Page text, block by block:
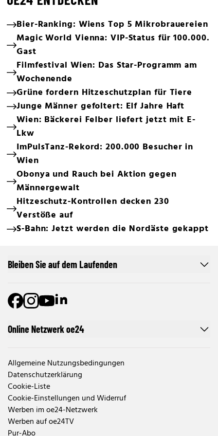
Bier-Ranking: Wiens Top 5 Mikrobrauereien
Magic World Vienna: VIP-Status für 100.000.
Gast
Filmfestival Wien: Das Star-Programm am
Wochenende
Grüne fordern Hitzeschutzplan für Tiere
Junge Männer gefoltert: Elf Jahre Haft
Wien: Bäckerei Felber liefert jetzt mit E-
Lkw
ImPulsTanz-Rekord: 200.000 Besucher in
Wien
Obonya und Rauch bei Aktion gegen
Männergewalt
Hitzeschutz-Kontrollen decken 230
Verstöße auf
S-Bahn: Jetzt werden die Nordäste gekappt
Online Netzwerk oe24
Allgemeine Nutzungsbedingungen
Datenschutzerklärung
Cookie-Liste
Cookie-Einstellungen und Widerruf
Werben im oe24-Netzwerk
Werben auf oe24TV
Pur-Abo
Bleiben Sie auf dem Laufenden